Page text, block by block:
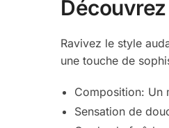
Ravivez le style
une touche de
Composition: Un
Sensation de